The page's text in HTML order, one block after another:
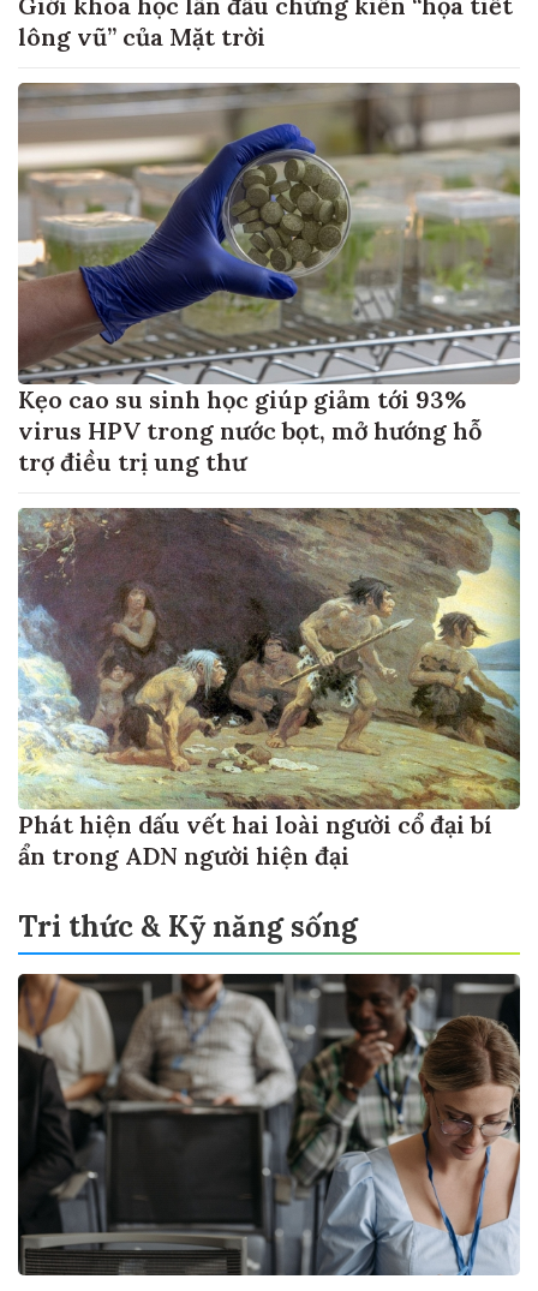
lông vũ” của Mặt trời
Kẹo cao su sinh học giúp giảm tới 93%
virus HPV trong nước bọt, mở hướng hỗ
trợ điều trị ung thư
Phát hiện dấu vết hai loài người cổ đại bí
ẩn trong ADN người hiện đại
Tri thức & Kỹ năng sống